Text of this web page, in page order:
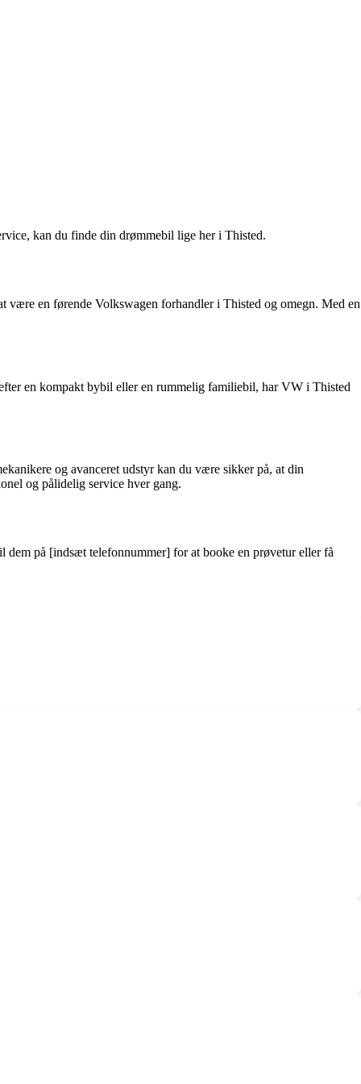
kan du finde din drømmebil lige her i Thisted.
være en førende Volkswagen forhandler i Thisted og omegn. Med en
en kompakt bybil eller en rummelig familiebil, har VW i Thisted
og avanceret udstyr kan du være sikker på, at din
og pålidelig service hver gang.
på [indsæt telefonnummer] for at booke en prøvetur eller få